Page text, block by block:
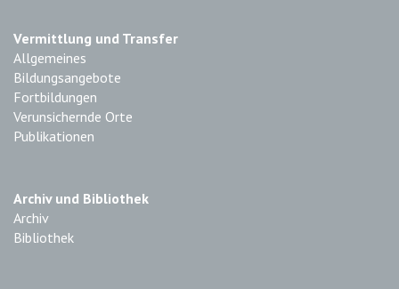
Vermittlung und Transfer
Allgemeines
Bildungsangebote
Fortbildungen
Verunsichernde Orte
Publikationen
Archiv und Bibliothek
Archiv
Bibliothek